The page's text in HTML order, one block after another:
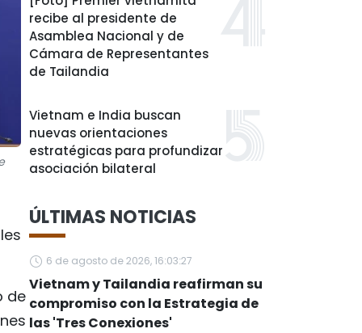
de
recibe al presidente de
Asamblea Nacional y de
Cámara de Representantes
de Tailandia
Vietnam e India buscan
nuevas orientaciones
estratégicas para profundizar
asociación bilateral
ÚLTIMAS NOTICIAS
6 de agosto de 2026, 16:03:27
Vietnam y Tailandia reafirman su
compromiso con la Estrategia de
las 'Tres Conexiones'